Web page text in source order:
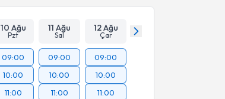
10 Ağu
Pzt
11 Ağu
Sal
12 Ağu
Çar
09:00
10:00
11:00
09:00
10:00
11:00
09:00
10:00
11:00